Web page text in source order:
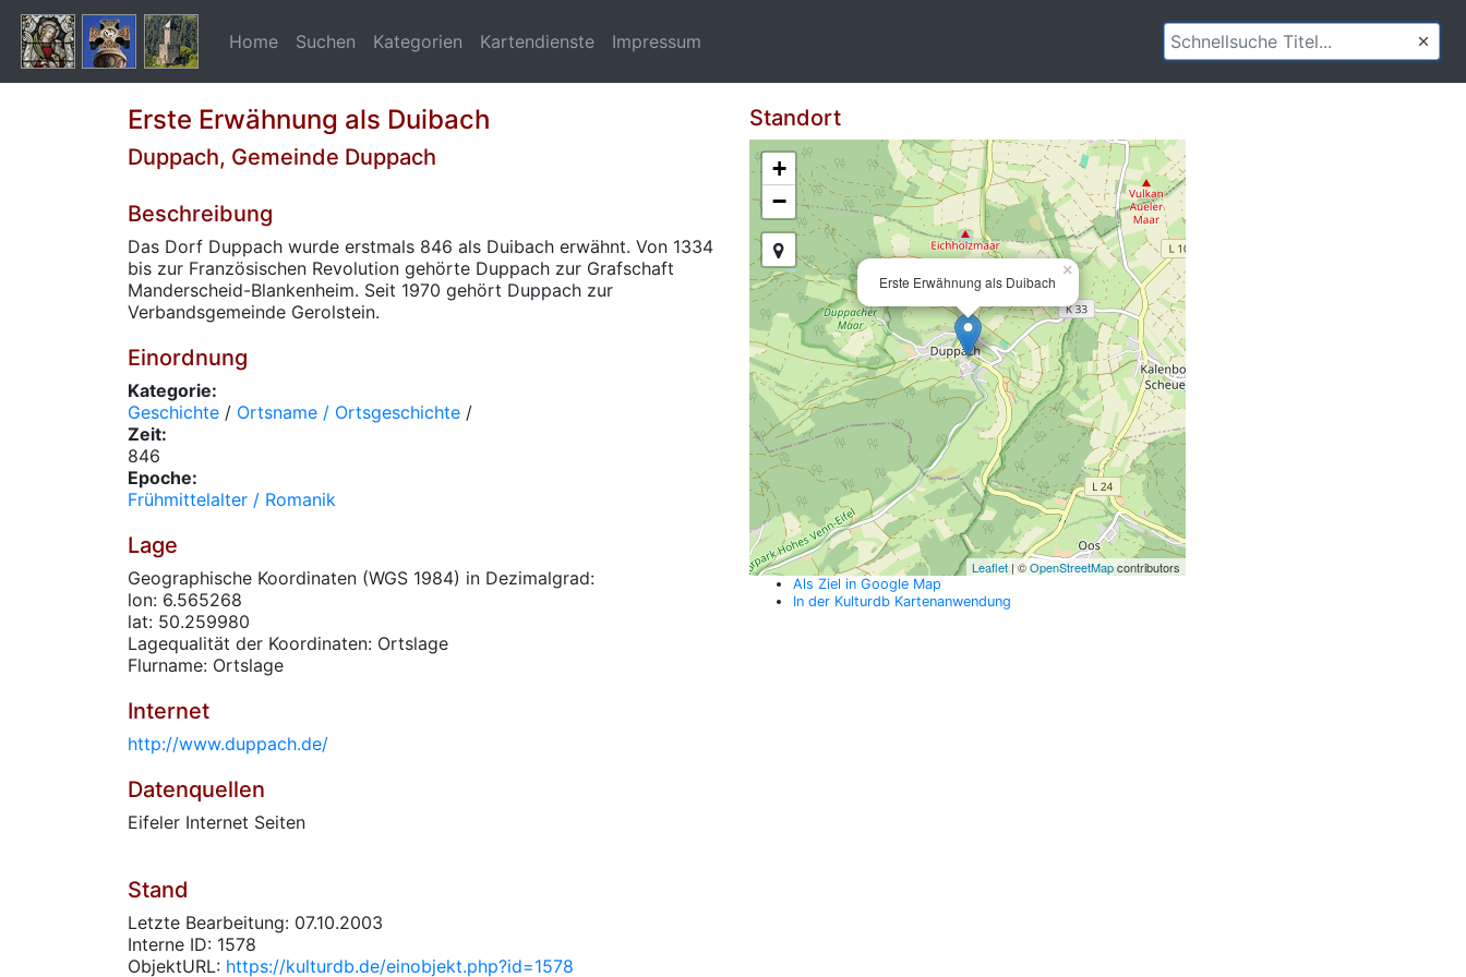
Home Suchen Kategorien Kartendienste Impressum
Erste Erwähnung als Duibach
Duppach, Gemeinde Duppach
Beschreibung
Das Dorf Duppach wurde erstmals 846 als Duibach erwähnt. Von 1334
bis zur Französischen Revolution gehörte Duppach zur Grafschaft
Manderscheid-Blankenheim. Seit 1970 gehört Duppach zur
Verbandsgemeinde Gerolstein.
Einordnung
Kategorie:
Geschichte / Ortsname / Ortsgeschichte /
Zeit:
846
Epoche:
Frühmittelalter / Romanik
Lage
Geographische Koordinaten (WGS 1984) in Dezimalgrad:
lon: 6.565268
lat: 50.259980
Lagequalität der Koordinaten: Ortslage
Flurname: Ortslage
Internet
http://www.duppach.de/
Datenquellen
Eifeler Internet Seiten
Stand
Letzte Bearbeitung: 07.10.2003
Interne ID: 1578
ObjektURL: https://kulturdb.de/einobjekt.php?id=1578
Standort
Erste Erwähnung als Duibach
×
+
−
Leaflet| ©OpenStreetMapcontributors
Als Ziel in Google Map
In der Kulturdb Kartenanwendung